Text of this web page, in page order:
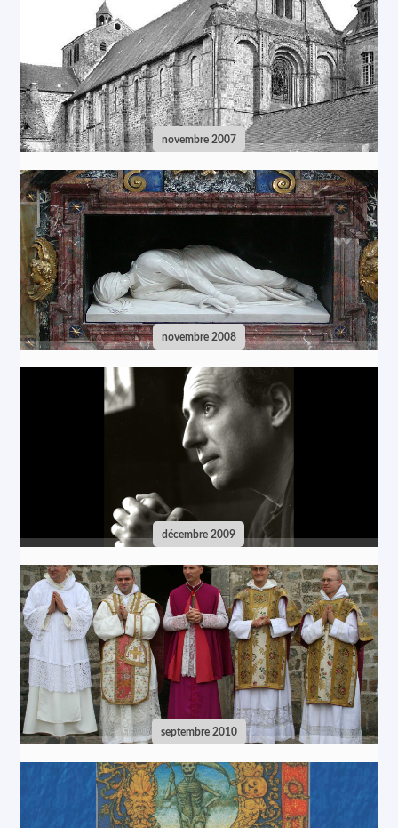
novembre 2007
novembre 2008
décembre 2009
septembre 2010